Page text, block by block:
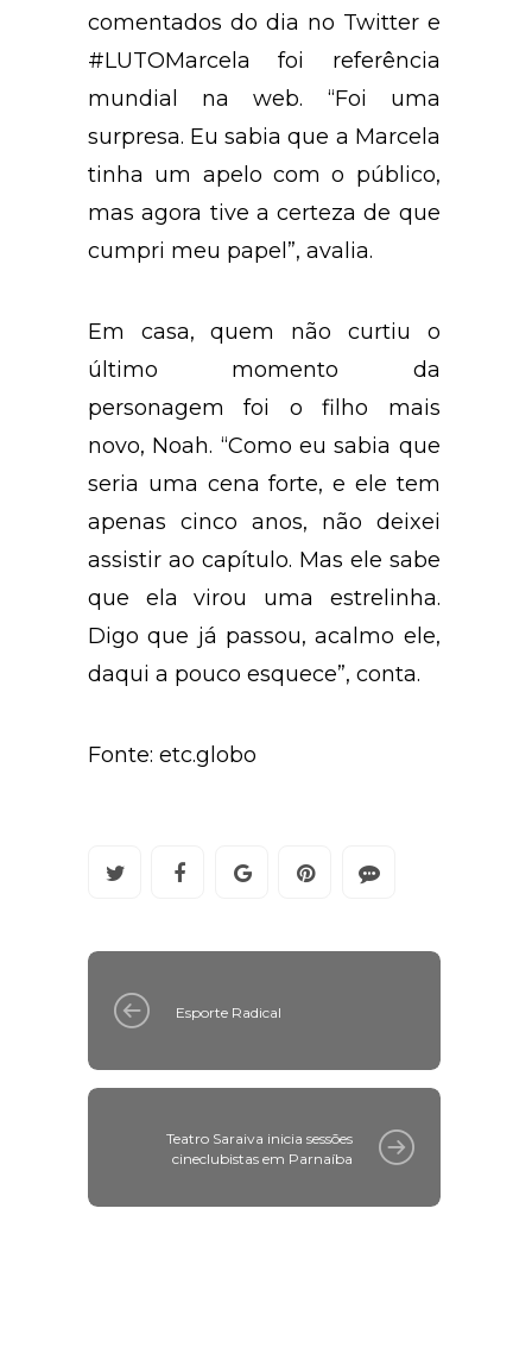
comentados do dia no Twitter e
#LUTOMarcela foi referência
mundial na web. “Foi uma
surpresa. Eu sabia que a Marcela
tinha um apelo com o público,
mas agora tive a certeza de que
cumpri meu papel”, avalia.
Em casa, quem não curtiu o
último momento da
personagem foi o filho mais
novo, Noah. “Como eu sabia que
seria uma cena forte, e ele tem
apenas cinco anos, não deixei
assistir ao capítulo. Mas ele sabe
que ela virou uma estrelinha.
Digo que já passou, acalmo ele,
daqui a pouco esquece”, conta.
Fonte: etc.globo
Esporte Radical
Teatro Saraiva inicia sessões
cineclubistas em Parnaíba